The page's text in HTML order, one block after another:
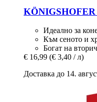
KÖNIGSHOFER
Идеално за
Към сеното и
Богат на
€ 16,99 (€ 3,40 / л)
Доставка до 14.